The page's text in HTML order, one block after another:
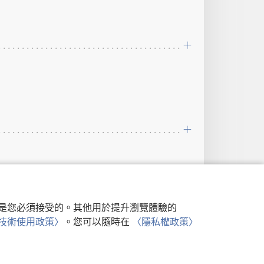
必須接受的。其他用於提升瀏覽體驗的
使用政策〉 。您可以隨時在 〈隱私權政策〉